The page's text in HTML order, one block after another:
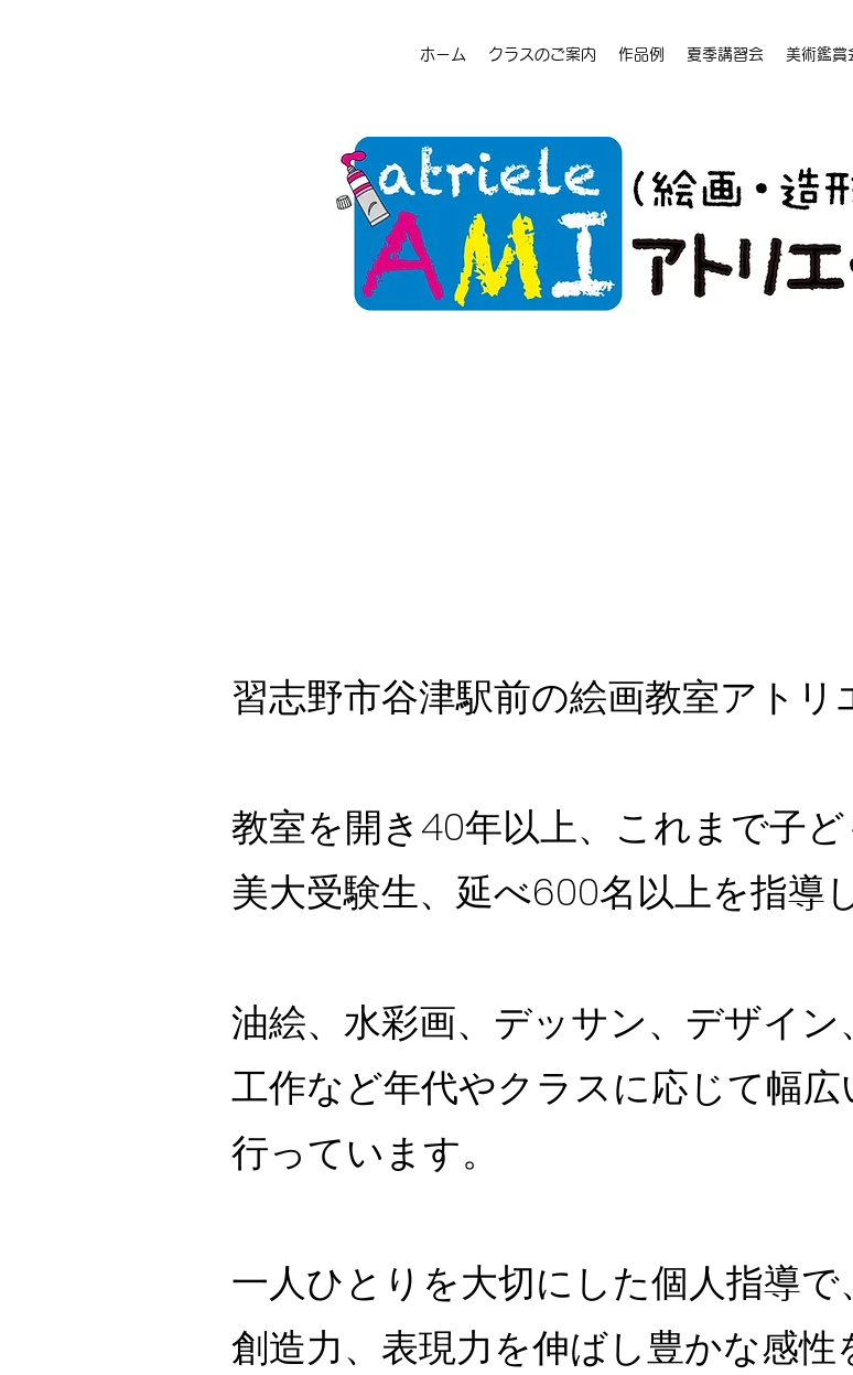
ホーム クラスのご案内 作品例 夏季講習会 美術鑑賞
習志野市谷津駅前の絵画教室アトリ
教室を開き40年以上、これまで子ど
美大受験生、延べ600名以上を指導
油絵、水彩画、デッサン、デザイン
工作など年代やクラスに応じて幅
行っています。
一人ひとりを大切にした個人指導で、
創造力、表現力を伸ばし豊かな感性